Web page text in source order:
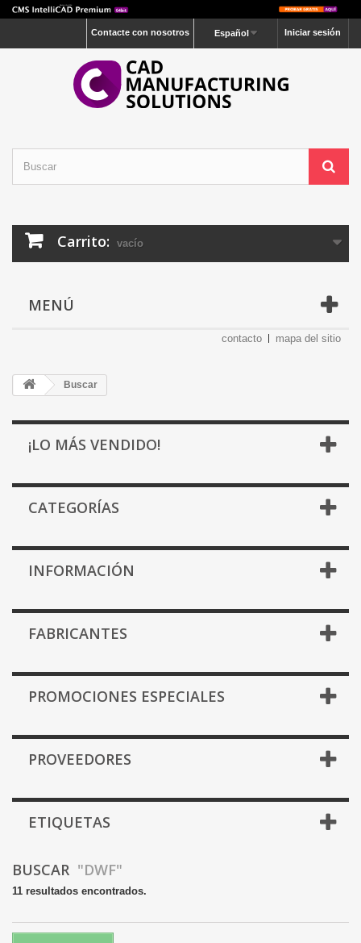
Iniciar sesión
Español
Contacte con nosotros
Carrito: vacío
MENÚ
contacto mapa del sitio
Buscar
¡LO MÁS VENDIDO!
CATEGORÍAS
INFORMACIÓN
FABRICANTES
PROMOCIONES ESPECIALES
PROVEEDORES
ETIQUETAS
BUSCAR "DWF"
11 resultados encontrados.